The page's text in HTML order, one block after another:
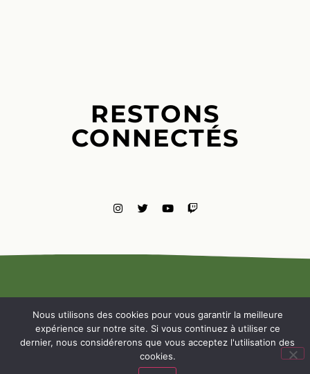
RESTONS
CONNECTÉS
MENTIONS
LÉGALES
NOUS
Nous utilisons des cookies pour vous garantir la meilleure
expérience sur notre site. Si vous continuez à utiliser ce
dernier, nous considérerons que vous acceptez l'utilisation des
cookies.